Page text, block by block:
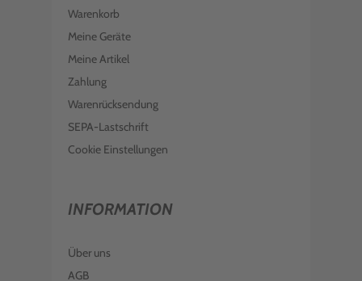
Warenkorb
Meine Geräte
Meine Artikel
Zahlung
Warenrücksendung
SEPA-Lastschrift
Cookie Einstellungen
INFORMATION
Über uns
AGB